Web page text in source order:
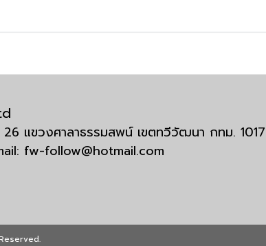
แขวงศาลาธรรมสพน์ เขตทวีวัฒนา กทม.
fw-follow@hotmail.com